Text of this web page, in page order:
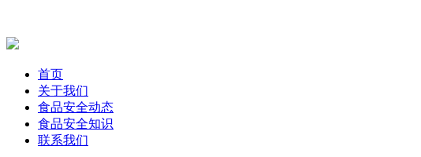
首页
关于我们
食品安全动态
食品安全知识
联系我们